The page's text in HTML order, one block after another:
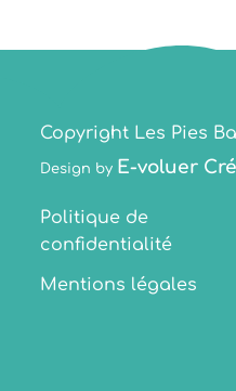
Copyright Les Pies
Design by E-voluer
Politique de
confidentialité
Mentions légales